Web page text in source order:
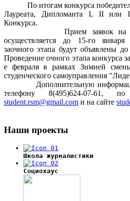
По итогам конкурса
Лауреата, Дипломанта I, II или
Конкурса.
Прием заявок на
осуществляется до 15-го
заочного этапа будут объявлены
Проведение очного этапа конкурса
е февраля в рамках Зимней
студенческого самоуправления
Дополнительную
телефону 8(495)624-07-61,
student.rsm@gmail.com и на сайте
Наши проекты
Школа журналистики
Социохаус